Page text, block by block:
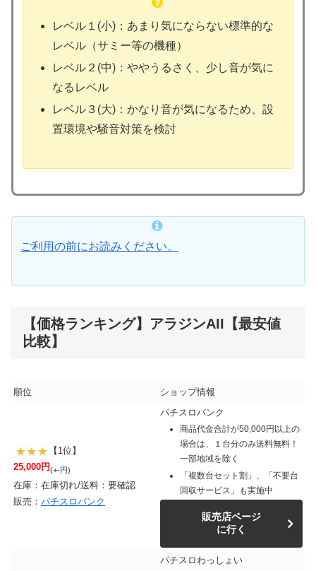
レベル１(小)：あまり気にならない標準的な
レベル（サミー等の機種）
レベル２(中)：ややうるさく、少し音が気に
なるレベル
レベル３(大)：かなり音が気になるため、設
置環境や騒音対策を検討
ご利用の前にお読みください。
【価格ランキング】アラジンAII【最安値
比較】
順位 ショップ情報
【1位】
25,000円(+-円)
在庫：在庫切れ/送料：要確認
販売： パチスロバンク
パチスロバンク
商品代金合計が50,000円以上の
場合は、１台分のみ送料無料！
一部地域を除く
「複数台セット割」、「不要台
回収サービス」も実施中
販売店ページ
に行く
パチスロわっしょい